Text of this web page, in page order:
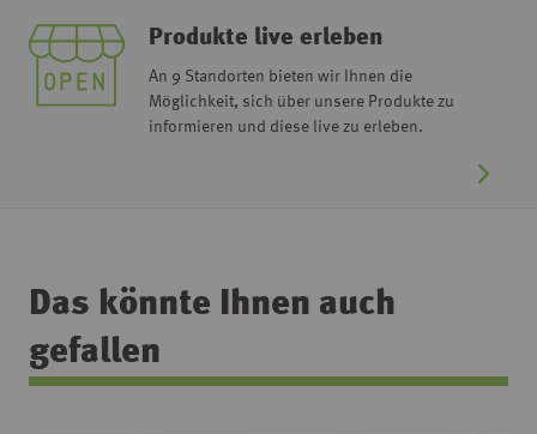
Produkte live erleben
An 9 Standorten bieten wir Ihnen die
Möglichkeit, sich über unsere Produkte zu
informieren und diese live zu erleben.
Das könnte Ihnen auch
gefallen